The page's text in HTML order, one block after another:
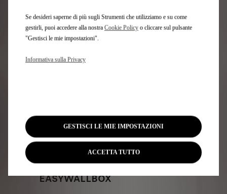
799,00
€
to:
1
EASYWALLBOX
Se desideri saperne di più sugli Strumenti che utilizziamo e su come
gestirli, puoi accedere alla nostra Cookie Policy o cliccare sul pulsante
"Gestisci le mie impostazioni".
Informativa sulla Privacy
GESTISCI LE MIE IMPOSTAZIONI
ACCETTA TUTTO